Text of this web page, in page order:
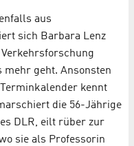
aus
sich Barbara Lenz
mehr geht. Ansonsten
kennt
die 56-Jährige
DLR, eilt rüber zur
sie als Professorin